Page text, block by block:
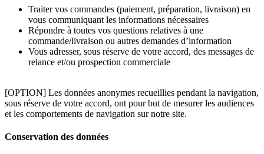
Traiter vos commandes (paiement, préparation, livraison) en
vous communiquant les informations nécessaires
Répondre à toutes vos questions relatives à une
commande/livraison ou autres demandes d’information
Vous adresser, sous réserve de votre accord, des messages de
relance et/ou prospection commerciale
[OPTION] Les données anonymes recueillies pendant la navigation,
sous réserve de votre accord, ont pour but de mesurer les audiences
et les comportements de navigation sur notre site.
Conservation des données